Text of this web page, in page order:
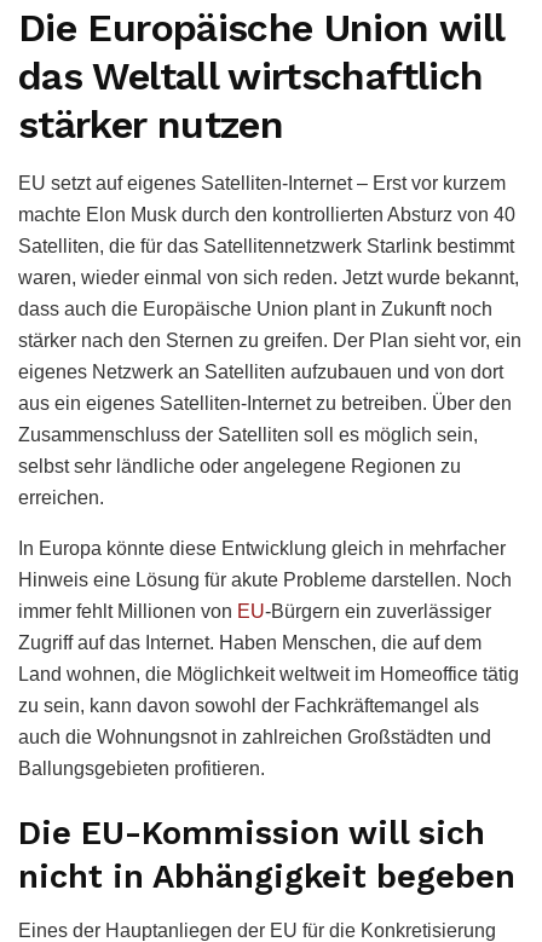
Die Europäische Union will
das Weltall wirtschaftlich
stärker nutzen
EU setzt auf eigenes Satelliten-Internet – Erst vor kurzem
machte Elon Musk durch den kontrollierten Absturz von 40
Satelliten, die für das Satellitennetzwerk Starlink bestimmt
waren, wieder einmal von sich reden. Jetzt wurde bekannt,
dass auch die Europäische Union plant in Zukunft noch
stärker nach den Sternen zu greifen. Der Plan sieht vor, ein
eigenes Netzwerk an Satelliten aufzubauen und von dort
aus ein eigenes Satelliten-Internet zu betreiben. Über den
Zusammenschluss der Satelliten soll es möglich sein,
selbst sehr ländliche oder angelegene Regionen zu
erreichen.
In Europa könnte diese Entwicklung gleich in mehrfacher
Hinweis eine Lösung für akute Probleme darstellen. Noch
immer fehlt Millionen von EU-Bürgern ein zuverlässiger
Zugriff auf das Internet. Haben Menschen, die auf dem
Land wohnen, die Möglichkeit weltweit im Homeoffice tätig
zu sein, kann davon sowohl der Fachkräftemangel als
auch die Wohnungsnot in zahlreichen Großstädten und
Ballungsgebieten profitieren.
Die EU-Kommission will sich
nicht in Abhängigkeit begeben
Eines der Hauptanliegen der EU für die Konkretisierung